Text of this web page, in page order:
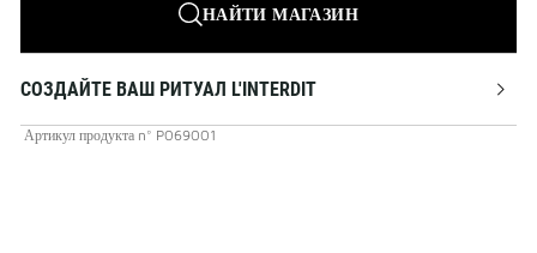
НАЙТИ МАГАЗИН
СОЗДАЙТЕ ВАШ РИТУАЛ L'INTERDIT
Артикул продукта n° P069001